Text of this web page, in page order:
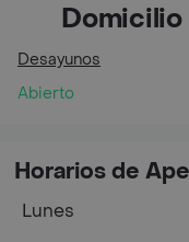
Domicilio
Desayunos
Abierto
Horarios de
Lunes